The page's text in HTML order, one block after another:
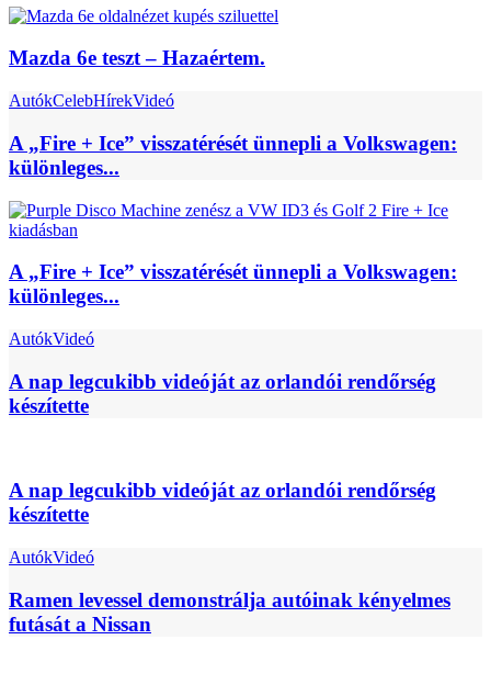
Mazda 6e teszt – Hazaértem.
AutókCelebHírekVideó
A „Fire + Ice” visszatérését ünnepli a Volkswagen:
különleges...
A „Fire + Ice” visszatérését ünnepli a Volkswagen:
különleges...
AutókVideó
A nap legcukibb videóját az orlandói rendőrség
készítette
A nap legcukibb videóját az orlandói rendőrség
készítette
AutókVideó
Ramen levessel demonstrálja autóinak kényelmes
futását a Nissan